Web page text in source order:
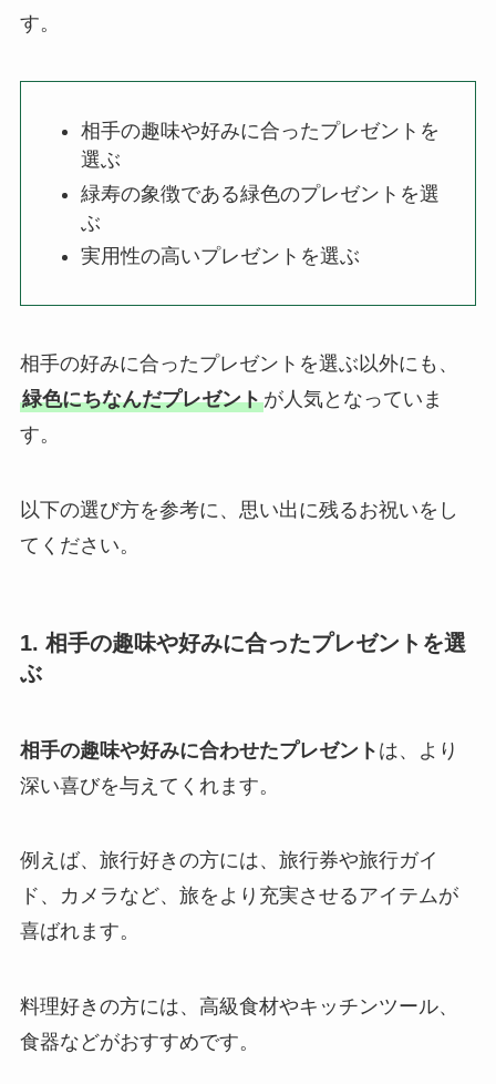
す。
相手の趣味や好みに合ったプレゼントを
選ぶ
緑寿の象徴である緑色のプレゼントを選
ぶ
実用性の高いプレゼントを選ぶ
相手の好みに合ったプレゼントを選ぶ以外にも、
緑色にちなんだプレゼントが人気となっていま
す。
以下の選び方を参考に、思い出に残るお祝いをし
てください。
1. 相手の趣味や好みに合ったプレゼントを選
ぶ
相手の趣味や好みに合わせたプレゼント は、より
深い喜びを与えてくれます。
例えば、旅行好きの方には、旅行券や旅行ガイ
ド、カメラなど、旅をより充実させるアイテムが
喜ばれます。
料理好きの方には、高級食材やキッチンツール、
食器などがおすすめです。